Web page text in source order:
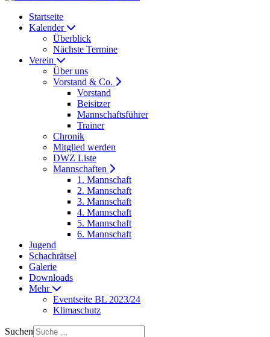
Startseite
Kalender
Überblick
Nächste Termine
Verein
Über uns
Vorstand & Co.
Vorstand
Beisitzer
Mannschaftsführer
Trainer
Chronik
Mitglied werden
DWZ Liste
Mannschaften
1. Mannschaft
2. Mannschaft
3. Mannschaft
4. Mannschaft
5. Mannschaft
6. Mannschaft
Jugend
Schachrätsel
Galerie
Downloads
Mehr
Eventseite BL 2023/24
Klimaschutz
Suchen